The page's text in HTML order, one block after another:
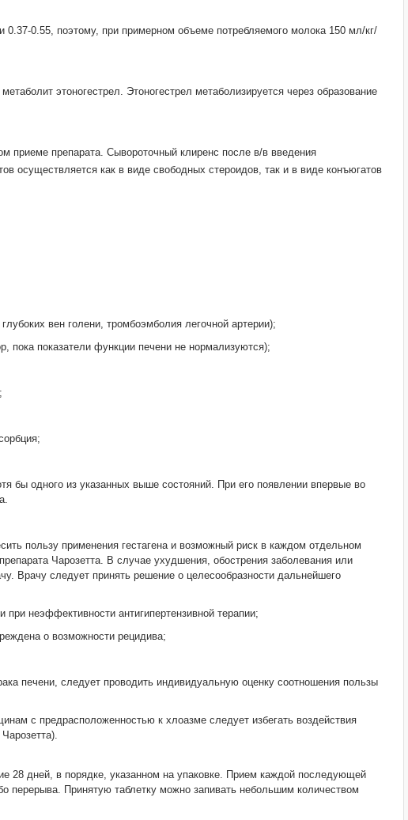
0.55, поэтому, при примерном объеме потребляемого молока 150 мл/кг/
этоногестрел. Этоногестрел метаболизируется через образование
приеме препарата. Сывороточный клиренс после в/в введения
осуществляется как в виде свободных стероидов, так и в виде конъюгатов
вен голени, тромбоэмболия легочной артерии);
пока показатели функции печени не нормализуются);
бы одного из указанных выше состояний. При его появлении впервые во
пользу применения гестагена и возможный риск в каждом отдельном
Чарозетта. В случае ухудшения, обострения заболевания или
Врачу следует принять решение о целесообразности дальнейшего
неэффективности антигипертензивной терапии;
о возможности рецидива;
печени, следует проводить индивидуальную оценку соотношения пользы
с предрасположенностью к хлоазме следует избегать воздействия
28 дней, в порядке, указанном на упаковке. Прием каждой последующей
перерыва. Принятую таблетку можно запивать небольшим количеством